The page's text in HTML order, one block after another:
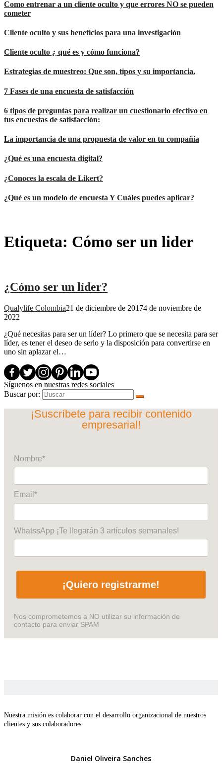
Como entrenar a un cliente oculto y que errores NO se pueden
cometer
Cliente oculto y sus beneficios para una investigación
Cliente oculto ¿ qué es y cómo funciona?
Estrategias de muestreo: Que son, tipos y su importancia.
7 Fases de una encuesta de satisfacción
6 tipos de preguntas para realizar un cuestionario efectivo en
tus encuestas de satisfacción:
La importancia de una propuesta de valor en tu compañia
¿Qué es una encuesta digital?
¿Conoces la escala de Likert?
¿Qué es un modelo de encuesta Y Cuáles puedes aplicar?
Etiqueta: Cómo ser un lider
¿Cómo ser un líder?
Qualylife Colombia21 de diciembre de 20174 de noviembre de
2022
¿Qué necesitas para ser un líder? Lo primero que se necesita para ser
líder, es tener el deseo de serlo y la disposición para convertirse en
uno sin aplazar el…
Síguenos en nuestras redes sociales
Buscar por:
¡Suscríbete para recibir contenido
empresarial!
Nombre*
Email*
WhatssApp ¡Te llegarán 3 artículos semanales!
¡Quiero registrarme!
Nos comprometemos a NO utilizar su información de
contacto para enviar SPAM
Nuestra misión es colaborar con el desarrollo organizacional de nuestros
clientes y sus colaboradores
Daniel Oliveira Sanches